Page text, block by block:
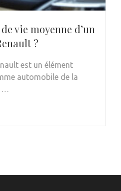
vie moyenne d’un
?
est un élément
automobile de la
…